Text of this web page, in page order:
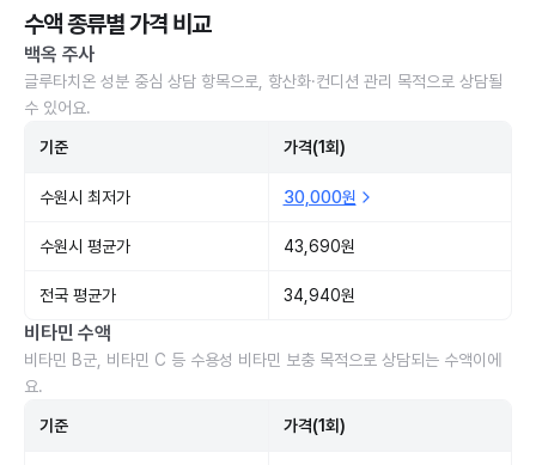
수액 종류별 가격 비교
백옥 주사
글루타치온 성분 중심 상담 항목으로, 항산화·컨디션 관리 목적으로 상담될
수 있어요.
기준 가격(1회)
수원시 최저가 30,000원
수원시 평균가 43,690원
전국 평균가 34,940원
비타민 수액
비타민 B군, 비타민 C 등 수용성 비타민 보충 목적으로 상담되는 수액이에
요.
기준 가격(1회)